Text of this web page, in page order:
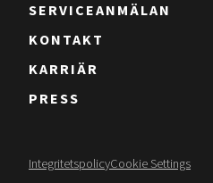
SERVICEANMÄLAN
KONTAKT
KARRIÄR
PRESS
IntegritetspolicyCookie Settings